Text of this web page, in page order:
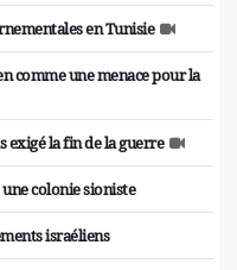
en Tunisie
comme une menace pour la
exigé la fin de la guerre
colonie sioniste
israéliens